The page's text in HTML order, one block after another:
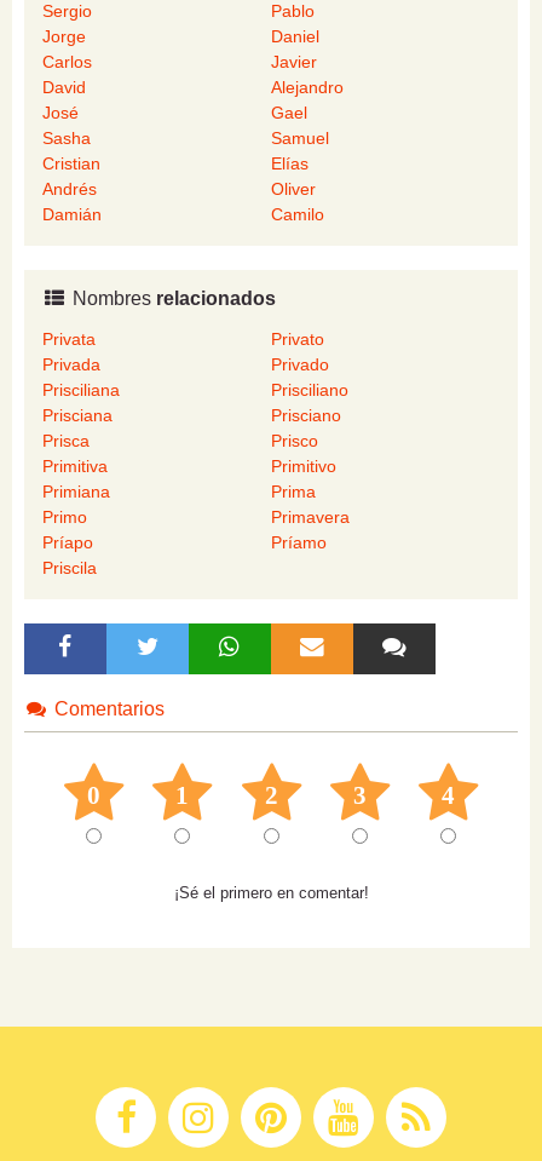
Sergio
Pablo
Jorge
Daniel
Carlos
Javier
David
Alejandro
José
Gael
Sasha
Samuel
Cristian
Elías
Andrés
Oliver
Damián
Camilo
Nombres relacionados
Privata
Privato
Privada
Privado
Prisciliana
Prisciliano
Prisciana
Prisciano
Prisca
Prisco
Primitiva
Primitivo
Primiana
Prima
Primo
Primavera
Príapo
Príamo
Priscila
Comentarios
0 1 2 3 4
¡Sé el primero en comentar!